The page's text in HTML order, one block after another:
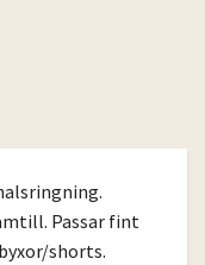
Passar fint
shorts.